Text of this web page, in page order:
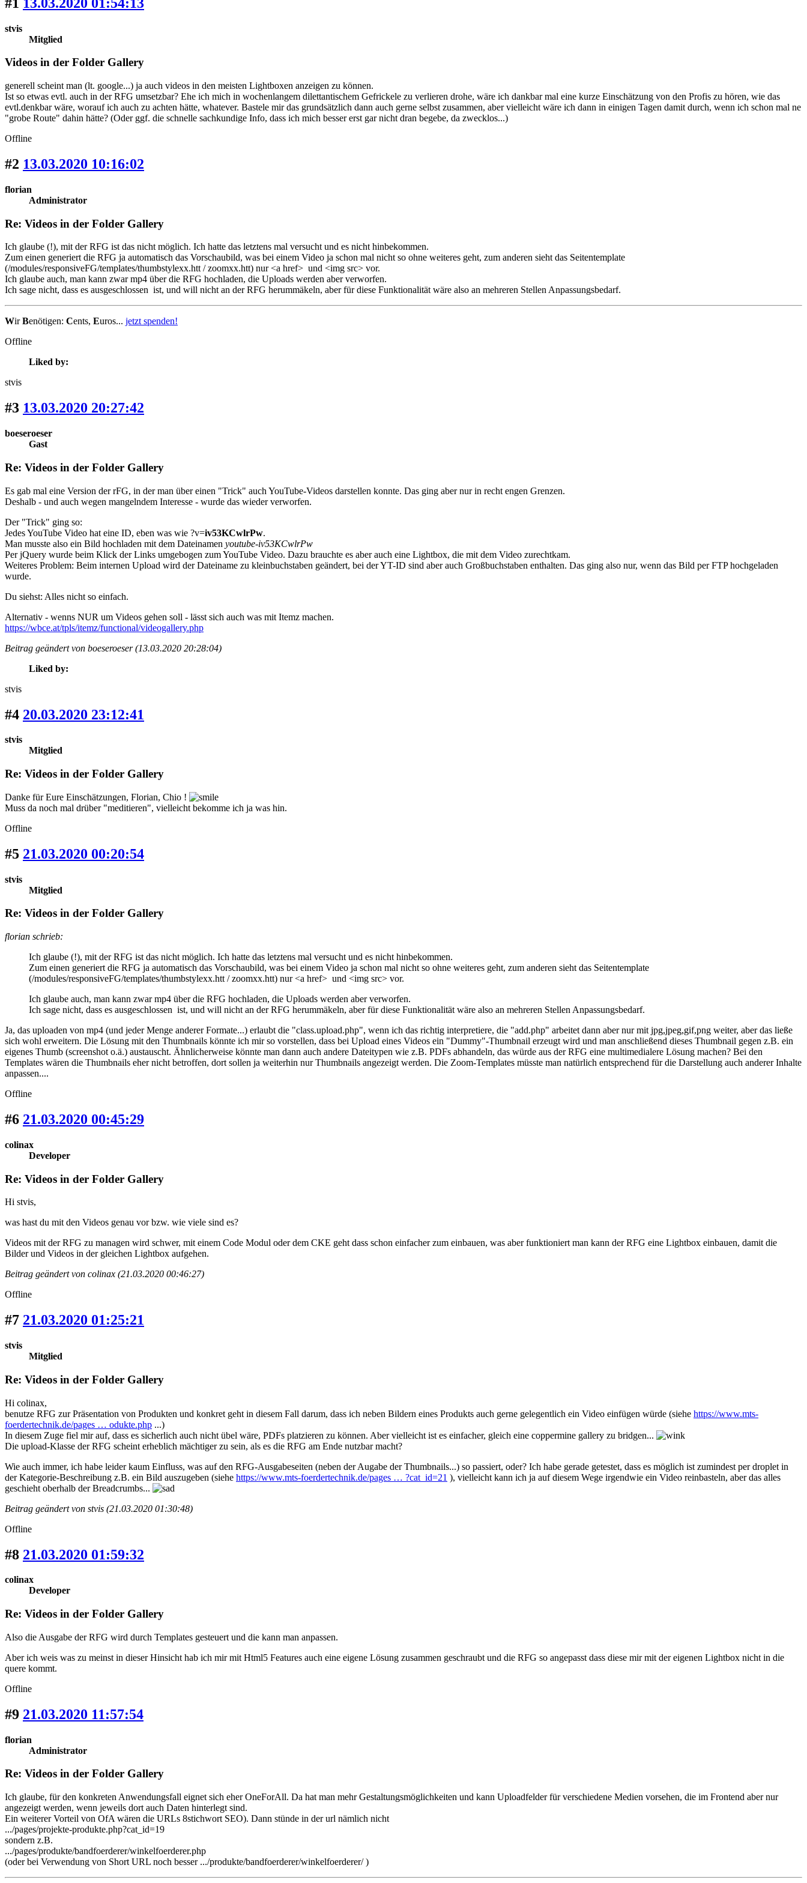
stvis
Mitglied
Videos in der Folder Gallery
generell scheint man (lt. google...) ja auch videos in den meisten Lightboxen anzeigen zu können.
Ist so etwas evtl. auch in der RFG umsetzbar? Ehe ich mich in wochenlangem dilettantischem Gefrickele zu verlieren drohe, wäre ich dankbar mal eine kurze Einschätzung von den Profis zu hören, wie das
evtl.denkbar wäre, worauf ich auch zu achten hätte, whatever. Bastele mir das grundsätzlich dann auch gerne selbst zusammen, aber vielleicht wäre ich dann in einigen Tagen damit durch, wenn ich schon mal ne
"grobe Route" dahin hätte? (Oder ggf. die schnelle sachkundige Info, dass ich mich besser erst gar nicht dran begebe, da zwecklos...)
Offline
#2 13.03.2020 10:16:02
florian
Administrator
Re: Videos in der Folder Gallery
Ich glaube (!), mit der RFG ist das nicht möglich. Ich hatte das letztens mal versucht und es nicht hinbekommen.
Zum einen generiert die RFG ja automatisch das Vorschaubild, was bei einem Video ja schon mal nicht so ohne weiteres geht, zum anderen sieht das Seitentemplate
(/modules/responsiveFG/templates/thumbstylexx.htt / zoomxx.htt) nur <a href> und <img src> vor.
Ich glaube auch, man kann zwar mp4 über die RFG hochladen, die Uploads werden aber verworfen.
Ich sage nicht, dass es ausgeschlossen ist, und will nicht an der RFG herummäkeln, aber für diese Funktionalität wäre also an mehreren Stellen Anpassungsbedarf.
WirBenötigen: Cents, Euros... jetzt spenden!
Offline
Liked by:
stvis
#3 13.03.2020 20:27:42
boeseroeser
Gast
Re: Videos in der Folder Gallery
Es gab mal eine Version der rFG, in der man über einen "Trick" auch YouTube-Videos darstellen konnte. Das ging aber nur in recht engen Grenzen.
Deshalb - und auch wegen mangelndem Interesse - wurde das wieder verworfen.
Der "Trick" ging so:
Jedes YouTube Video hat eine ID, eben was wie ?v=iv53KCwlrPw.
Man musste also ein Bild hochladen mit dem Dateinamen youtube-iv53KCwlrPw
Per jQuery wurde beim Klick der Links umgebogen zum YouTube Video. Dazu brauchte es aber auch eine Lightbox, die mit dem Video zurechtkam.
Weiteres Problem: Beim internen Upload wird der Dateiname zu kleinbuchstaben geändert, bei der YT-ID sind aber auch Großbuchstaben enthalten. Das ging also nur, wenn das Bild per FTP hochgeladen
wurde.
Du siehst: Alles nicht so einfach.
Alternativ - wenns NUR um Videos gehen soll - lässt sich auch was mit Itemz machen.
https://wbce.at/tpls/itemz/functional/videogallery.php
Beitrag geändert von boeseroeser (13.03.2020 20:28:04)
Liked by:
stvis
#4 20.03.2020 23:12:41
stvis
Mitglied
Re: Videos in der Folder Gallery
Danke für Eure Einschätzungen, Florian, Chio !
Muss da noch mal drüber "meditieren", vielleicht bekomme ich ja was hin.
Offline
#5 21.03.2020 00:20:54
stvis
Mitglied
Re: Videos in der Folder Gallery
florian schrieb:
Ich glaube (!), mit der RFG ist das nicht möglich. Ich hatte das letztens mal versucht und es nicht hinbekommen.
Zum einen generiert die RFG ja automatisch das Vorschaubild, was bei einem Video ja schon mal nicht so ohne weiteres geht, zum anderen sieht das Seitentemplate
(/modules/responsiveFG/templates/thumbstylexx.htt / zoomxx.htt) nur <a href> und <img src> vor.
Ich glaube auch, man kann zwar mp4 über die RFG hochladen, die Uploads werden aber verworfen.
Ich sage nicht, dass es ausgeschlossen ist, und will nicht an der RFG herummäkeln, aber für diese Funktionalität wäre also an mehreren Stellen Anpassungsbedarf.
Ja, das uploaden von mp4 (und jeder Menge anderer Formate...) erlaubt die "class.upload.php", wenn ich das richtig interpretiere, die "add.php" arbeitet dann aber nur mit jpg,jpeg,gif,png weiter, aber das ließe
sich wohl erweitern. Die Lösung mit den Thumbnails könnte ich mir so vorstellen, dass bei Upload eines Videos ein "Dummy"-Thumbnail erzeugt wird und man anschließend dieses Thumbnail gegen z.B. ein
eigenes Thumb (screenshot o.ä.) austauscht. Ähnlicherweise könnte man dann auch andere Dateitypen wie z.B. PDFs abhandeln, das würde aus der RFG eine multimedialere Lösung machen? Bei den
Templates wären die Thumbnails eher nicht betroffen, dort sollen ja weiterhin nur Thumbnails angezeigt werden. Die Zoom-Templates müsste man natürlich entsprechend für die Darstellung auch anderer Inhalte
anpassen....
Offline
#6 21.03.2020 00:45:29
colinax
Developer
Re: Videos in der Folder Gallery
Hi stvis,
was hast du mit den Videos genau vor bzw. wie viele sind es?
Videos mit der RFG zu managen wird schwer, mit einem Code Modul oder dem CKE geht dass schon einfacher zum einbauen, was aber funktioniert man kann der RFG eine Lightbox einbauen, damit die
Bilder und Videos in der gleichen Lightbox aufgehen.
Beitrag geändert von colinax (21.03.2020 00:46:27)
Offline
#7 21.03.2020 01:25:21
stvis
Mitglied
Re: Videos in der Folder Gallery
Hi colinax,
benutze RFG zur Präsentation von Produkten und konkret geht in diesem Fall darum, dass ich neben Bildern eines Produkts auch gerne gelegentlich ein Video einfügen würde (siehe https://www.mts-
foerdertechnik.de/pages … odukte.php ...)
In diesem Zuge fiel mir auf, dass es sicherlich auch nicht übel wäre, PDFs platzieren zu können. Aber vielleicht ist es einfacher, gleich eine coppermine gallery zu bridgen...
Die upload-Klasse der RFG scheint erheblich mächtiger zu sein, als es die RFG am Ende nutzbar macht?
Wie auch immer, ich habe leider kaum Einfluss, was auf den RFG-Ausgabeseiten (neben der Augabe der Thumbnails...) so passiert, oder? Ich habe gerade getestet, dass es möglich ist zumindest per droplet in
der Kategorie-Beschreibung z.B. ein Bild auszugeben (siehe https://www.mts-foerdertechnik.de/pages … ?cat_id=21 ), vielleicht kann ich ja auf diesem Wege irgendwie ein Video reinbasteln, aber das alles
geschieht oberhalb der Breadcrumbs...
Beitrag geändert von stvis (21.03.2020 01:30:48)
Offline
#8 21.03.2020 01:59:32
colinax
Developer
Re: Videos in der Folder Gallery
Also die Ausgabe der RFG wird durch Templates gesteuert und die kann man anpassen.
Aber ich weis was zu meinst in dieser Hinsicht hab ich mir mit Html5 Features auch eine eigene Lösung zusammen geschraubt und die RFG so angepasst dass diese mir mit der eigenen Lightbox nicht in die
quere kommt.
Offline
#9 21.03.2020 11:57:54
florian
Administrator
Re: Videos in der Folder Gallery
Ich glaube, für den konkreten Anwendungsfall eignet sich eher OneForAll. Da hat man mehr Gestaltungsmöglichkeiten und kann Uploadfelder für verschiedene Medien vorsehen, die im Frontend aber nur
angezeigt werden, wenn jeweils dort auch Daten hinterlegt sind.
Ein weiterer Vorteil von OfA wären die URLs 8stichwort SEO). Dann stünde in der url nämlich nicht
.../pages/projekte-produkte.php?cat_id=19
sondern z.B.
.../pages/produkte/bandfoerderer/winkelfoerderer.php
(oder bei Verwendung von Short URL noch besser .../produkte/bandfoerderer/winkelfoerderer/ )